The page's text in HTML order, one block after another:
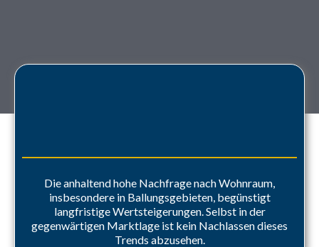
Die anhaltend hohe Nachfrage nach Wohnraum,
insbesondere in Ballungsgebieten, begünstigt
langfristige Wertsteigerungen. Selbst in der
gegenwärtigen Marktlage ist kein Nachlassen dieses
Trends abzusehen.